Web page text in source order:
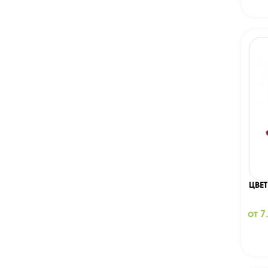
от